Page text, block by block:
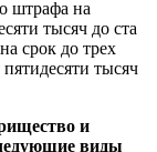
штрафа на
тысяч до ста
срок до трех
тысяч
и
виды